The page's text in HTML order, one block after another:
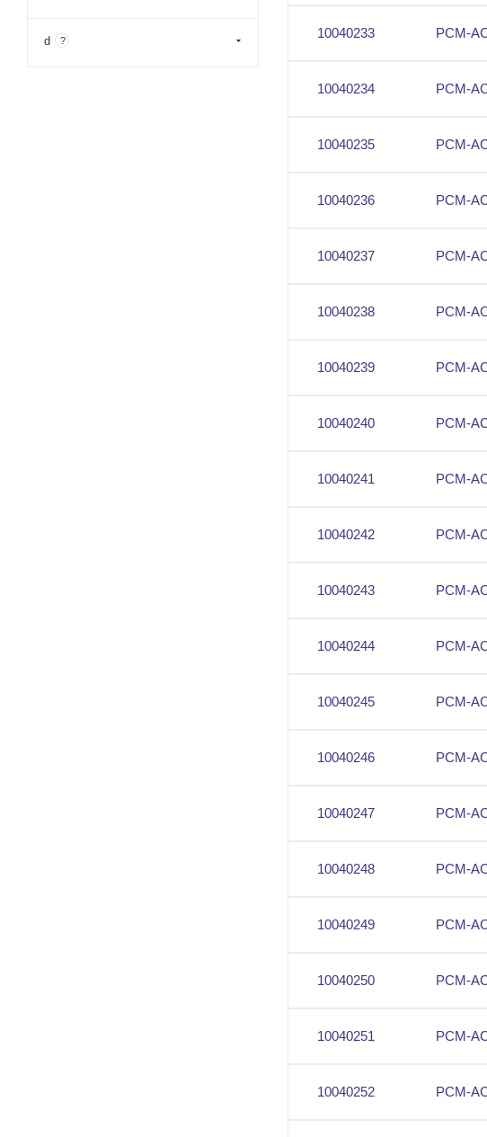
10040233 PCM-
10040234 PCM-
10040235 PCM-
10040236 PCM-
10040237 PCM-
10040238 PCM-
10040239 PCM-
10040240 PCM-
10040241 PCM-
10040242 PCM-
10040243 PCM-
10040244 PCM-
10040245 PCM-
10040246 PCM-
10040247 PCM-
10040248 PCM-
10040249 PCM-
10040250 PCM-
10040251 PCM-
10040252 PCM-
d ?